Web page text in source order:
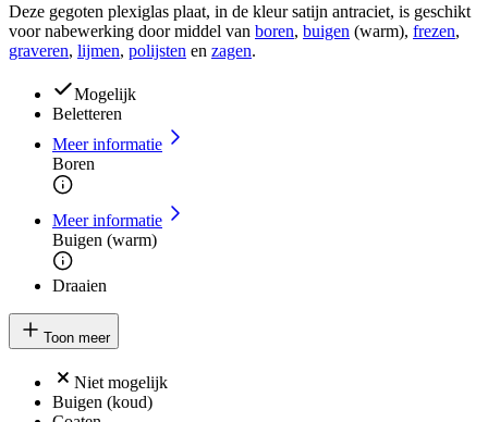
Deze gegoten plexiglas plaat, in de kleur satijn antraciet, is geschikt
voor nabewerking door middel van boren, buigen (warm), frezen,
graveren, lijmen, polijsten en zagen.
Mogelijk
Beletteren
Meer informatie
Boren
Meer informatie
Buigen (warm)
Draaien
Toon meer
Niet mogelijk
Buigen (koud)